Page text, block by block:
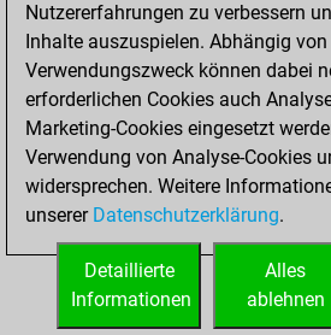
Bauer setzt Matt
Erstickte Matts
Unterverwandlungen
Türme auf der siebten
STARTSEITE
Nutzererfahrungen zu verbessern
Inhalte auszuspielen. Abhängig
Verwendungszweck können dabei
erforderlichen Cookies auch
Marketing-Cookies eingesetzt
Verwendung von Analyse-Cookies
widersprechen. Weitere
unserer Datenschutzerklärung.
Alles
ablehnen
Detaillierte
Informationen